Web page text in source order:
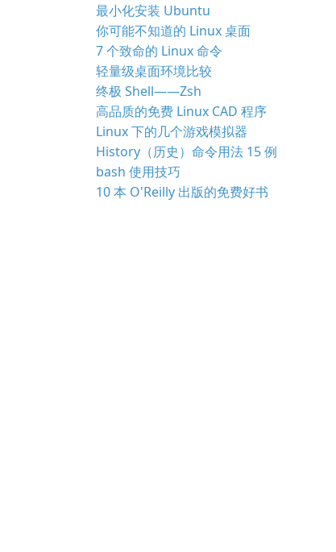
最小化安装 Ubuntu
你可能不知道的 Linux 桌面
7 个致命的 Linux 命令
轻量级桌面环境比较
终极 Shell——Zsh
高品质的免费 Linux CAD 程序
Linux 下的几个游戏模拟器
History（历史）命令用法 15 例
bash 使用技巧
10 本 O'Reilly 出版的免费好书